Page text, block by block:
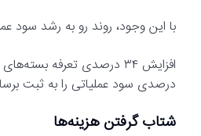
با این وجود، روند رو به رشد سود عملیاتی همراه اول در سال ۱۴۰۱ متوقف شد و
درصدی سود عملیاتی را به ثبت
شتاب گرفتن هزینه‌ها